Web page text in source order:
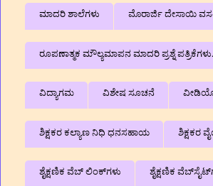
ಮಾದರಿ ಶಾಲೆಗಳು ಮೊರಾರ್ಜಿ ದೇಸಾಯಿ ವಸತಿ
ರೂಪಣಾತ್ಮಕ ಮೌಲ್ಯಮಾಪನ ಮಾದರಿ ಪ್ರಶ್ನೆ ಪತ್ರಿಕೆಗಳು.
ವಿದ್ಯಾಗಮ ವಿಶೇಷ ಸೂಚನೆ
ಶಿಕ್ಷಕರ ಕಲ್ಯಾಣ ನಿಧಿ ಧನಸಹಾಯ ಶಿಕ್ಷಕರ
ಶೈಕ್ಷಣಿಕ ವೆಬ್‌ ಲಿಂಕ್‌ಗಳು ಶೈಕ್ಷಣಿಕ